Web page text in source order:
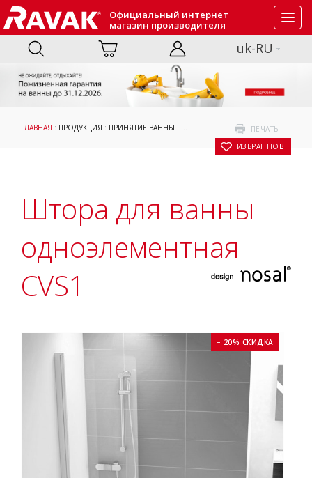
Официальный интернет
магазин производителя
uk-RU
ПЕЧАТЬ
В ИЗБРАННОЕ
ГЛАВНАЯ : ПРОДУКЦИЯ : ПРИНЯТИЕ ВАННЫ : ШТОРЫ И ДВЕРИ ДЛЯ ВАНН
Штора для ванны
одноэлементная
CVS1
− 20% СКИДКА